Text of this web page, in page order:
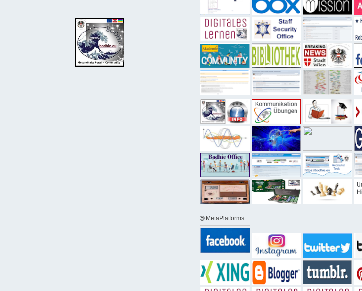
🌐 MetaPlatforms